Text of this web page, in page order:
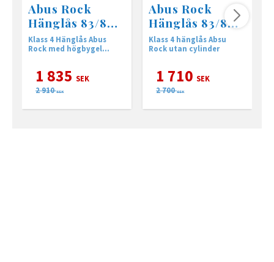
Abus Rock
Hänglås 83/80
HB80 • Utan
cylinder
Klass 4 Hänglås Abus
Rock med högbygel
1 835 SEK
2 910 SEK
Abus Rock
Hänglås 83/80 •
utan cylinder
Klass 4 hänglås Absu
Rock utan cylinder
1 710 SEK
2 700 SEK